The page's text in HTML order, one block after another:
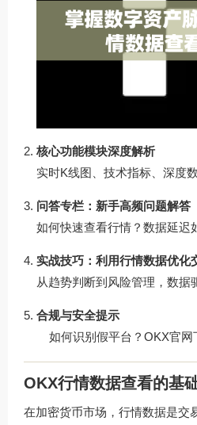
核心功能模块深度解析
实时K线图、技术指标、深度
问答专栏：新手高频问题解答
如何快速查看行情？数据延迟
实战技巧：利用行情数据优化
从趋势判断到风险管理，数据
合规与安全提示
如何识别假平台？ OKX官网
OKX行情数据查看的基
在加密货币市场，行情数据是交